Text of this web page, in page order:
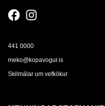
441 0000
meko@kopavogur.is
Skilmálar um vefkökur